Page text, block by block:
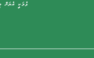
ޅެމަކީ އެޔަށް